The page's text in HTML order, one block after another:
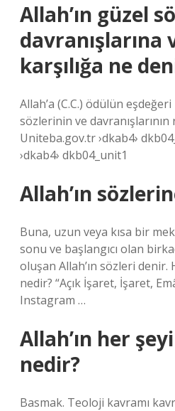
Allah’ın güzel
davranışlarına
karşılığa ne
Allah’a (C.C.) ödülün eşdeğeri
sözlerinin ve davranışlarının
Uniteba.gov.tr ​​›dkab4›
›dkab4› dkb04_unit1
Allah’ın
Buna, uzun veya kısa bir
sonu ve başlangıcı olan
oluşan Allah’ın sözleri denir.
nedir? “Açık İşaret, İşaret,
Instagram …
Allah’ın her
nedir?
Basmak. Teoloji kavramı